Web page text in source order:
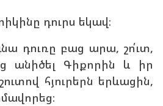
դուրս եկավ։
դուռը բաց արա, շո՛ւտ,
անիծել Գիքորին և իր
հյուրերն երևացին,